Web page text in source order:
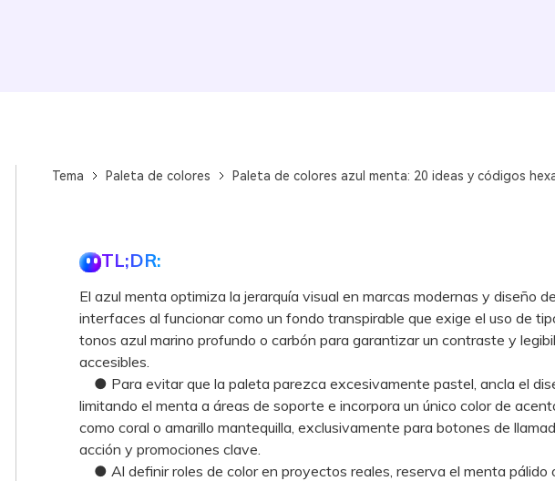
Tema Paleta de colores Paleta de colores azul menta: 20 ideas y códigos
TL;DR:
El azul menta optimiza la jerarquía visual en marcas modernas y diseño
interfaces al funcionar como un fondo transpirable que exige el uso de
tonos azul marino profundo o carbón para garantizar un contraste y
accesibles.
● Para evitar que la paleta parezca excesivamente pastel, ancla el
limitando el menta a áreas de soporte e incorpora un único color de
como coral o amarillo mantequilla, exclusivamente para botones de
acción y promociones clave.
● Al definir roles de color en proyectos reales, reserva el menta pálido